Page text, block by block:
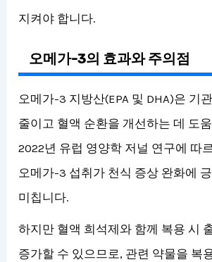
지켜야 합니다.
오메가-3의 효과와 주의점
오메가-3 지방산(EPA 및 DHA)은 기
줄이고 혈액 순환을 개선하는 데 도
2022년 유럽 영양학 저널 연구에 따
오메가-3 섭취가 천식 증상 완화에
미칩니다.
하지만 혈액 희석제와 함께 복용 시
증가할 수 있으므로, 관련 약물을 복